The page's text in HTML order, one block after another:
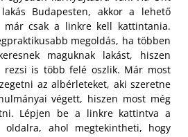
Budapesten, akkor a lehető
csak a linkre kell kattintania.
megoldás, ha többen
maguknak lakást, hiszen
rezsi is több felé oszlik. Már most
az albérleteket, aki szeretne
végett, hiszen most még
Lépjen be a linkre kattintva a
oldalra, ahol megtekintheti, hogy